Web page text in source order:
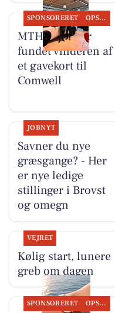
SPONSORERET OPSLAGSTAVLEN
MTH Biler har
fundet vinderen af
et gavekort til
Comwell
JOBNYT
Savner du nye
græsgange? - Her
er nye ledige
stillinger i Brovst
og omegn
VEJRET
Kølig start, lunere
greb om dagen
SPONSORERET OPSLAGSTAVLEN